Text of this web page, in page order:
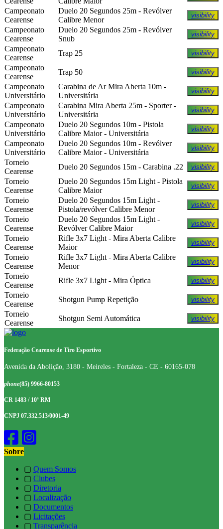
Campeonato
Cearense
Duelo 20 Segundos 25m - Revólver
Calibre Menor
visibility
Campeonato
Cearense
Duelo 20 Segundos 25m - Revólver
Snub
visibility
Campeonato
Cearense
Trap 25 visibility
Campeonato
Cearense
Trap 50 visibility
Campeonato
Universitário
Carabina de Ar Mira Aberta 10m -
Universitária
visibility
Campeonato
Universitário
Carabina Mira Aberta 25m - Sporter -
Universitária
visibility
Campeonato
Universitário
Duelo 20 Segundos 10m - Pistola
Calibre Maior - Universitária
visibility
Campeonato
Universitário
Duelo 20 Segundos 10m - Revólver
Calibre Maior - Universitária
visibility
Torneio
Cearense
Duelo 20 Segundos 15m - Carabina .22 visibility
Torneio
Cearense
Duelo 20 Segundos 15m Light - Pistola
Calibre Maior
visibility
Torneio
Cearense
Duelo 20 Segundos 15m Light -
Pistola/revólver Calibre Menor
visibility
Torneio
Cearense
Duelo 20 Segundos 15m Light -
Revólver Calibre Maior
visibility
Torneio
Cearense
Rifle 3x7 Light - Mira Aberta Calibre
Maior
visibility
Torneio
Cearense
Rifle 3x7 Light - Mira Aberta Calibre
Menor
visibility
Torneio
Cearense
Rifle 3x7 Light - Mira Óptica visibility
Torneio
Cearense
Shotgun Pump Repetição visibility
Torneio
Cearense
Shotgun Semi Automática visibility
Federação Cearense de Tiro Esportivo
Avenida da Abolição, 3180 - Meireles - Fortaleza - CE - 60165-078
phone(85) 9966-80153
CR 1483 / 10ª RM
CNPJ 07.332.513/0001-49
Sobre
▢ Quem Somos
▢ Clubes
▢ Diretoria
▢ Localização
▢ Documentos
▢ Licitações
▢ Transparência